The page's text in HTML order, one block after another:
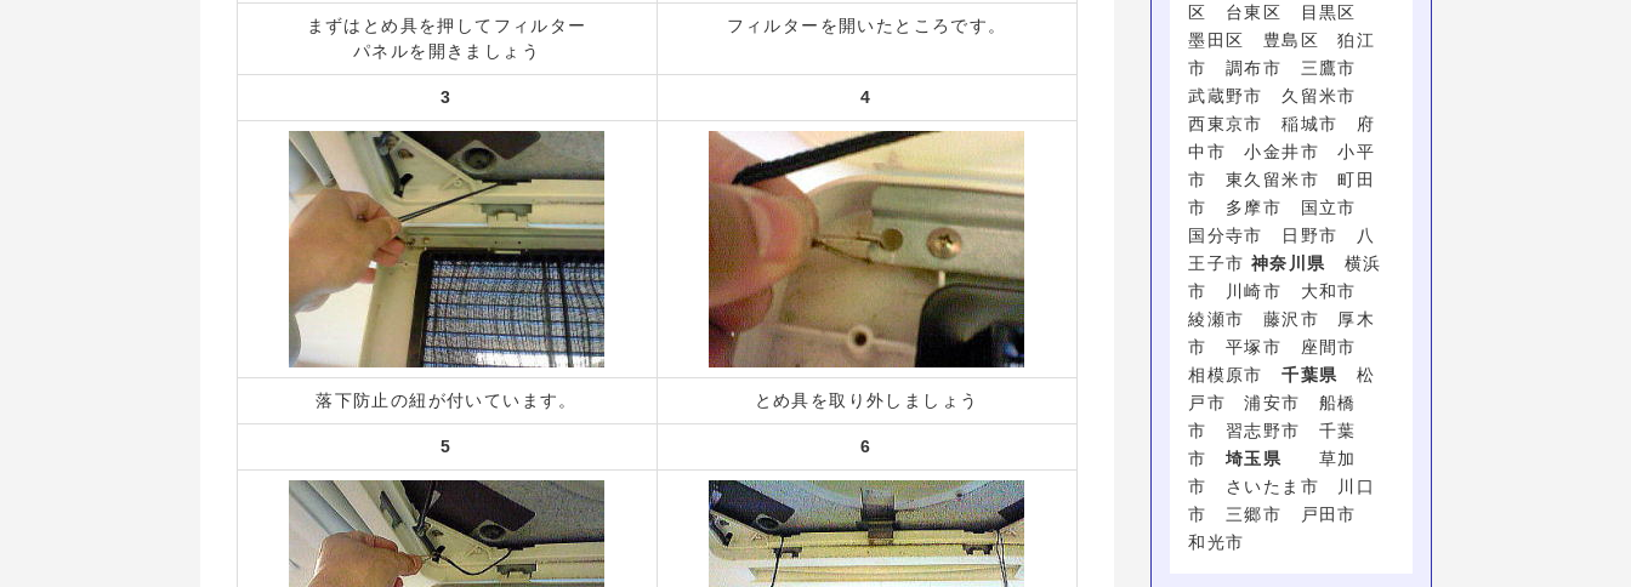
まずはとめ具を押してフィルター
パネルを開きましょう
フィルターを開いたところです。
3 4
落下防止の紐が付いています。 とめ具を取り外しましょう
5 6
区 台東区 目黒区
墨田区 豊島区 狛江
市 調布市 三鷹市
武蔵野市 久留米市
西東京市 稲城市 府
中市 小金井市 小平
市 東久留米市 町田
市 多摩市 国立市
国分寺市 日野市 八
王子市 神奈川県 横浜
市 川崎市 大和市
綾瀬市 藤沢市 厚木
市 平塚市 座間市
相模原市千葉県 松
戸市 浦安市 船橋
市 習志野市 千葉
市埼玉県 草加
市 さいたま市 川口
市 三郷市 戸田市
和光市